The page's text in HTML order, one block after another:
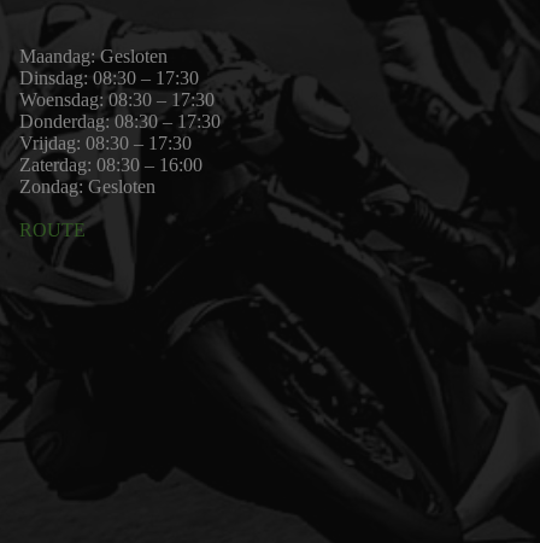
Maandag: Gesloten
Dinsdag: 08:30 – 17:30
Woensdag: 08:30 – 17:30
Donderdag: 08:30 – 17:30
Vrijdag: 08:30 – 17:30
Zaterdag: 08:30 – 16:00
Zondag: Gesloten
ROUTE